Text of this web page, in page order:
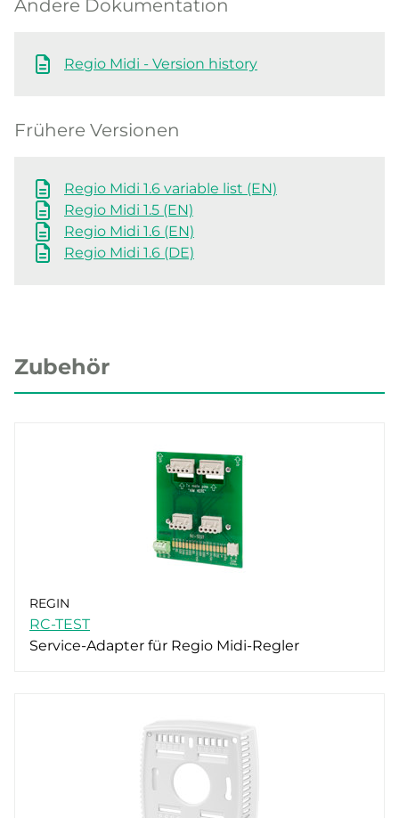
Andere Dokumentation
Regio Midi - Version history
Frühere Versionen
Regio Midi 1.6 variable list (EN)
Regio Midi 1.5 (EN)
Regio Midi 1.6 (EN)
Regio Midi 1.6 (DE)
Zubehör
REGIN
RC-TEST
Service-Adapter für Regio Midi-Regler